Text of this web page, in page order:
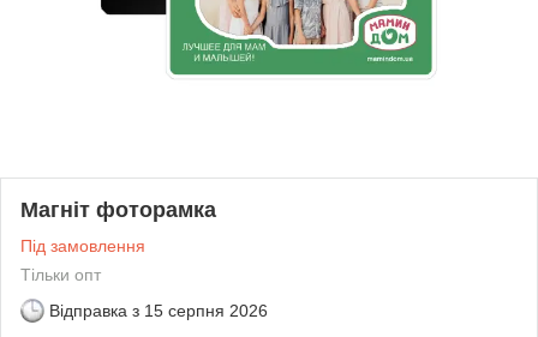
Магніт фоторамка
Під замовлення
Тільки опт
Відправка з 15 серпня 2026